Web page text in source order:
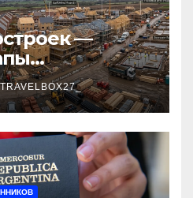
—
проверка
сценарии
сделки и
TRAVELBOX27_